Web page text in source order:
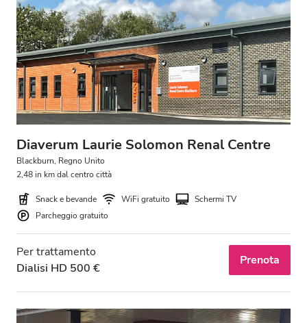
Diaverum Laurie Solomon Renal Centre
Blackburn, Regno Unito
2,48 in km dal centro città
Snack e bevande WiFi gratuito
Schermi TV
Parcheggio gratuito
Per trattamento
Dialisi HD 500 €
Prenota